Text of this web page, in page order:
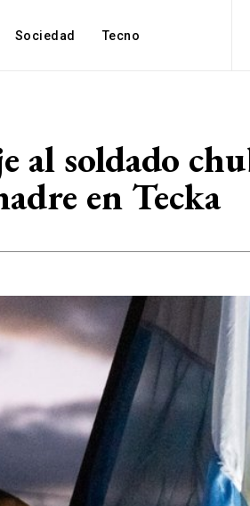
Sociedad Tecno
soldado
en Tecka